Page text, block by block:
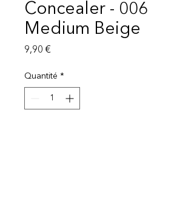
Concealer - 006
Medium Beige
9,90 €Prix
Quantité *